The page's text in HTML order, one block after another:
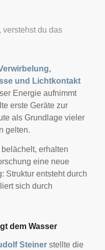
verstehst du das
und Lichtkontakt
Energie aufnimmt
erste Geräte zur
als Grundlage vieler
gelten.
erhalten
eine neue
Struktur entsteht durch
sich durch
dem Wasser
Steinerstellte die